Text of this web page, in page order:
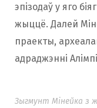
эпізодаў у яго
жыццё. Далей
праекты,
адраджэнні
Зыгмунт Мінейка з